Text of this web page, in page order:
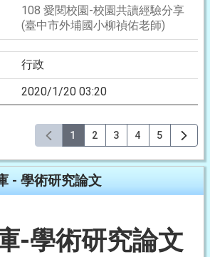
108 愛閱校園-校園共讀經驗分享
(臺中市外埔國小柳禎佑老師)
行政
2020/1/20 03:20
1 2 3 4 5
- 學術研究論文
-學術研究論文